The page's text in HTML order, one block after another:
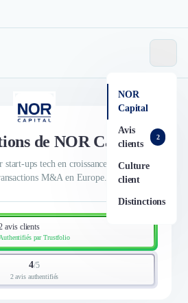
NOR
Capital
Avis
clients
2
Culture
client
Distinctions
de NOR Capital
ups tech en croissance. Levées de
M&A en Europe.
avis clients
Authentifiés par Trustfolio
4/5
2 avis authentifiés